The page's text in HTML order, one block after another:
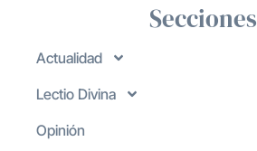
Secciones
Actualidad
Lectio Divina
Opinión